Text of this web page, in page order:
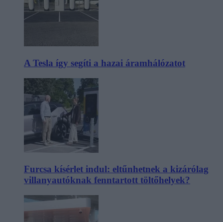
A Tesla így segíti a hazai áramhálózatot
Furcsa kísérlet indul: eltűnhetnek a kizárólag
villanyautóknak fenntartott töltőhelyek?